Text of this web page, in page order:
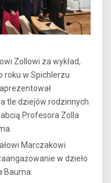
Zollowi za wykład,
roku w Spichlerzu
tle dziejów rodzinnych
Profesora Zolla
Marczakowi
w dzieło
Bauma.